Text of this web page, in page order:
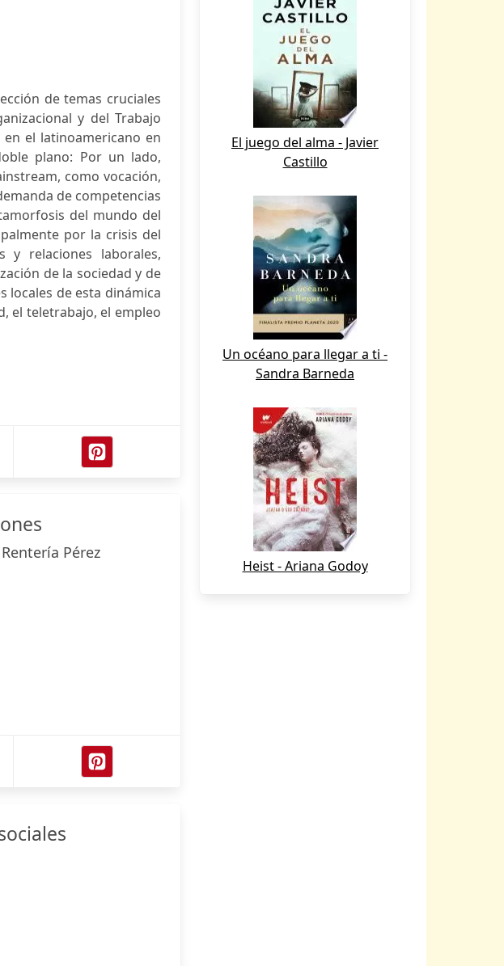
de temas cruciales
y del Trabajo
el latinoamericano en
plano: Por un lado,
como vocación,
de competencias
del mundo del
por la crisis del
y relaciones laborales,
de la sociedad y de
locales de esta dinámica
el teletrabajo, el empleo
Pérez
El juego del alma - Javier
Castillo
Un océano para llegar a ti -
Sandra Barneda
Heist - Ariana Godoy